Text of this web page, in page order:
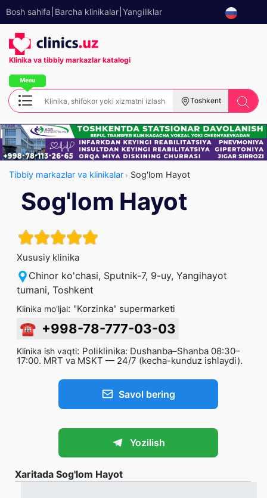
Bosh sahifa Barcha klinikalar Yangiliklar
Klinika va tibbiy markazlar katalogi
Toshkent
Tibbiy markazlar va klinikalar Sog'lom Hayot
Sog'lom Hayot
Xususiy klinika
Chinor ko'chasi, Sputnik-7, 9-uy, Yangihayot
tumani, Toshkent
Klinika mo'ljal: "Korzinka" supermarketi
☎ +998-78-777-03-03
Klinika ish vaqti: Poliklinika: Dushanba–Shanba 08:30–
17:00. MRT va MSKT — 24/7 (kecha-kunduz ishlaydi).
Savol bering
Yozilish
Xaritada Sog'lom Hayot